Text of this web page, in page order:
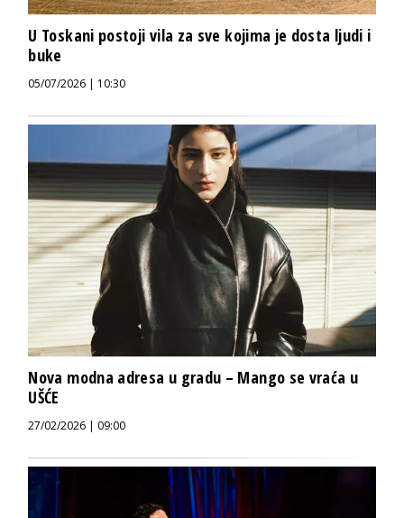
U Toskani postoji vila za sve kojima je dosta ljudi i
buke
05/07/2026 | 10:30
Nova modna adresa u gradu – Mango se vraća u
UŠĆE
27/02/2026 | 09:00